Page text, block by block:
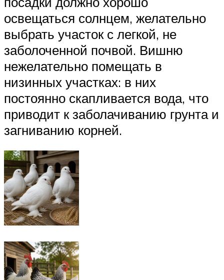
освещаться солнцем, желательно
выбрать участок с легкой, не
заболоченной почвой. Вишню
нежелательно помещать в
низинных участках: в них
постоянно скапливается вода, что
приводит к заболачиванию грунта и
загниванию корней.